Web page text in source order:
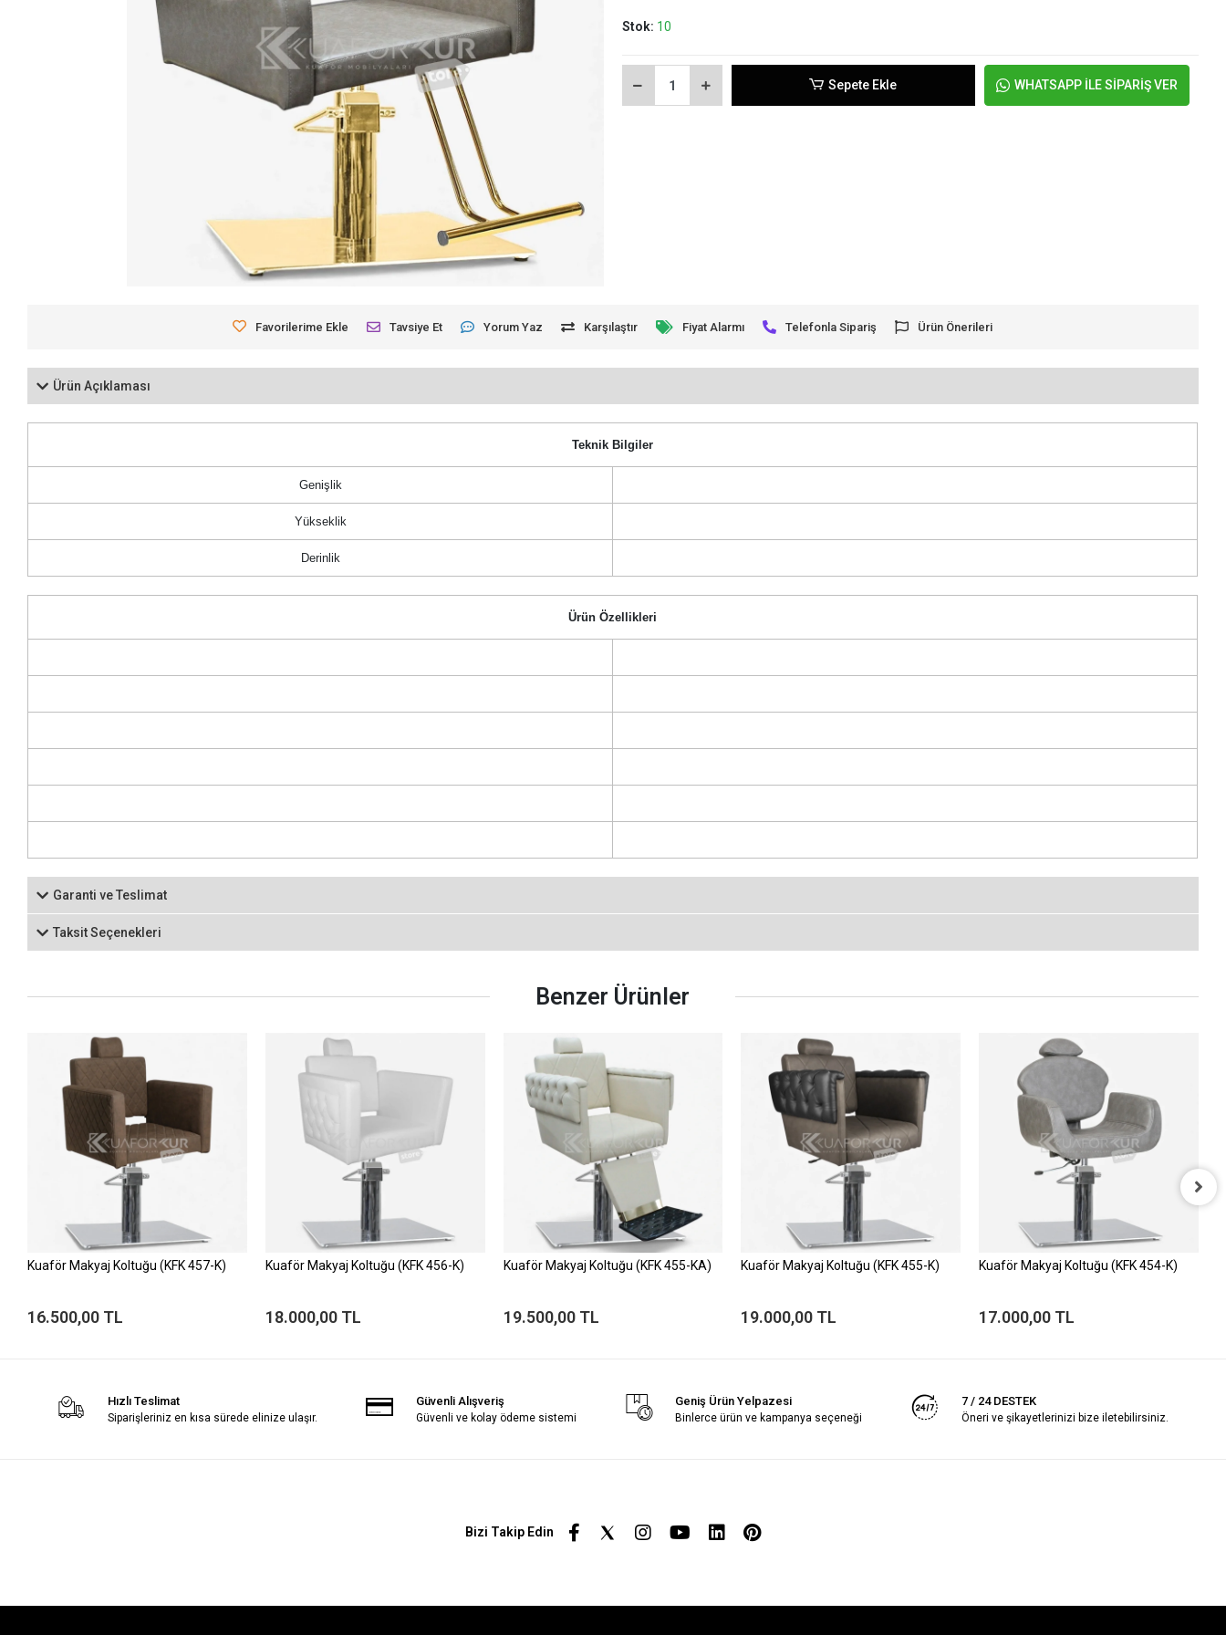
Stok: 10
Sepete Ekle WHATSAPP İLE SİPARİŞ VER
Favorilerime Ekle Tavsiye Et Yorum Yaz Karşılaştır Fiyat Alarmı Telefonla Sipariş Ürün Önerileri
Ürün Açıklaması
Teknik Bilgiler
Genişlik
Yükseklik
Derinlik
Ürün Özellikleri
Garanti ve Teslimat
Taksit Seçenekleri
Benzer Ürünler
Kuaför Makyaj Koltuğu (KFK 457-K)
16.500,00 TL
Kuaför Makyaj Koltuğu (KFK 456-K)
18.000,00 TL
Kuaför Makyaj Koltuğu (KFK 455-KA)
19.500,00 TL
Kuaför Makyaj Koltuğu (KFK 455-K)
19.000,00 TL
Kuaför Makyaj Koltuğu (KFK 454-K)
17.000,00 TL
Hızlı Teslimat
Siparişleriniz en kısa sürede elinize ulaşır.
Güvenli Alışveriş
Güvenli ve kolay ödeme sistemi
Geniş Ürün Yelpazesi
Binlerce ürün ve kampanya seçeneği
7 / 24 DESTEK
Öneri ve şikayetlerinizi bize iletebilirsiniz.
Bizi Takip Edin